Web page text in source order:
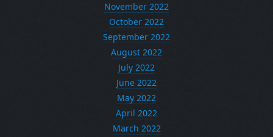
November 2022
October 2022
September 2022
August 2022
July 2022
June 2022
May 2022
April 2022
March 2022